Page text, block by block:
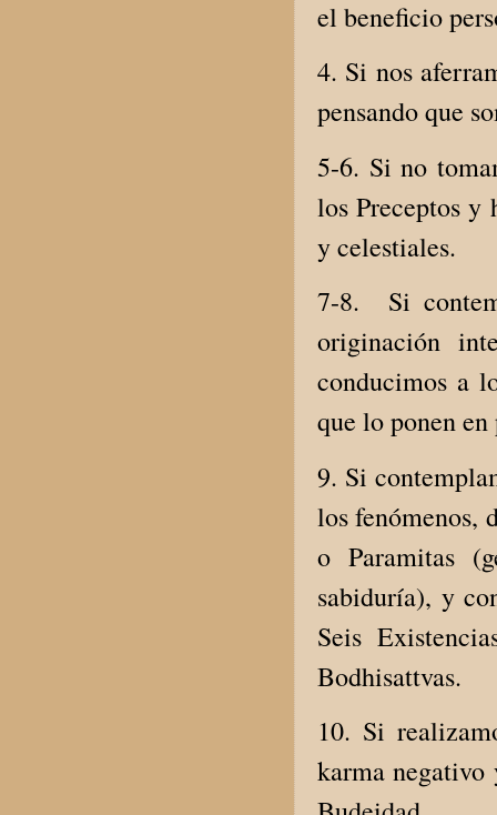
el beneficio
4. Si nos
pensando que
5-6. Si no
los Preceptos y
y celestiales.
7-8. Si
originación
conducimos a
que lo ponen
9. Si
los fenómenos,
o Paramitas
sabiduría), y
Seis
Bodhisattvas.
10. Si
karma negativo